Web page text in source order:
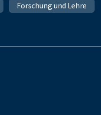
Forschung und Lehre